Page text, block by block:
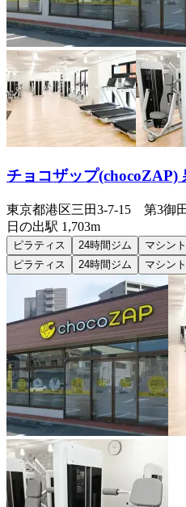
チョコザップ(chocoZAP)
東京都港区三田3-7-15 第3御
日の出駅 1,703m
ピラティス 24時間ジム マシン
ピラティス
24時間ジム マシン